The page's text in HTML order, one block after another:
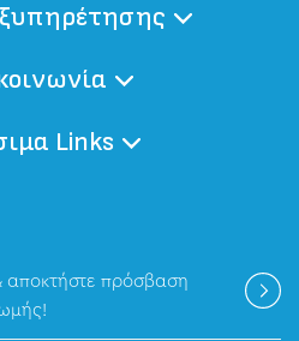
Links
αποκτήστε πρόσβαση